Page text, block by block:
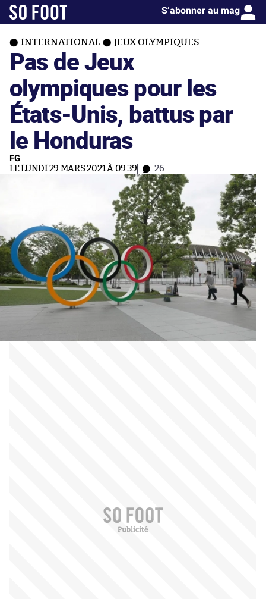
S’abonner au mag
INTERNATIONAL JEUX OLYMPIQUES
Pas de Jeux
olympiques pour les
États-Unis, battus par
le Honduras
FG
LE LUNDI 29 MARS 2021 À 09:39 26